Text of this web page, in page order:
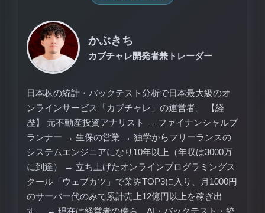
かぶきち
カブチャレ開発者兼トレーダー
日本株の統計・バックテスト分析で日本最大級のオ
ンラインサービス「カブチャレ」の運営者。 【経
歴】 元不動産投資アナリスト → ファイナンシャルプ
ランナー → 生保の営業 → 独学からフリーランスの
システムエンジニアになり10年以上（年収は3000万
に到達） → 立ち上げたオンラインプログラミングス
クール「ウェブカツ」で業界TOP3に入り、月1000円
のサーバー代のみで累計売上12億円以上を稼ぎ出
す。 → 現在は経営者の傍ら、AI・バックテスト・統